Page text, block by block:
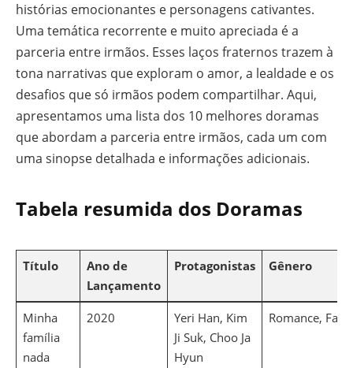
histórias emocionantes e personagens cativantes.
Uma temática recorrente e muito apreciada é a
parceria entre irmãos. Esses laços fraternos trazem à
tona narrativas que exploram o amor, a lealdade e os
desafios que só irmãos podem compartilhar. Aqui,
apresentamos uma lista dos 10 melhores doramas
que abordam a parceria entre irmãos, cada um com
uma sinopse detalhada e informações adicionais.
Tabela resumida dos Doramas
Título
Ano de
Lançamento
Protagonistas Gênero
Minha
família
nada
2020
Yeri Han, Kim
Ji Suk, Choo Ja
Hyun
Romance,